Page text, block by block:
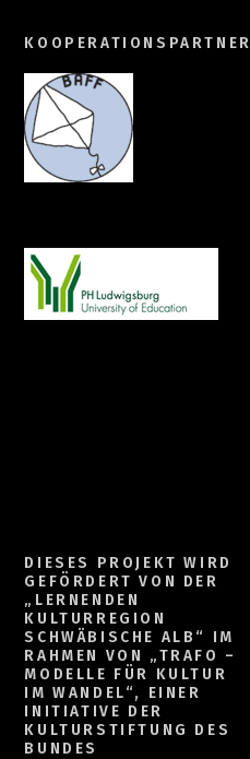
KOOPERATIONSPARTNER
DIESES PROJEKT WIRD
GEFÖRDERT VON DER
„LERNENDEN
KULTURREGION
SCHWÄBISCHE ALB“ IM
RAHMEN VON „TRAFO –
MODELLE FÜR KULTUR
IM WANDEL“, EINER
INITIATIVE DER
KULTURSTIFTUNG DES
BUNDES